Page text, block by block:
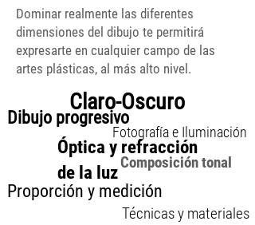
Dominar realmente las diferentes
dimensiones del dibujo te permitirá
expresarte en cualquier campo de las
artes plásticas, al más alto nivel.
Claro-Oscuro
Dibujo progresivo
Fotografía e Iluminación
Óptica y refracción
de la luzComposición tonal
Proporción y medición
Técnicas y materiales